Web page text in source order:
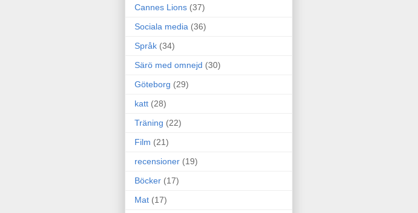
Cannes Lions (37)
Sociala media (36)
Språk (34)
Särö med omnejd (30)
Göteborg (29)
katt (28)
Träning (22)
Film (21)
recensioner (19)
Böcker (17)
Mat (17)